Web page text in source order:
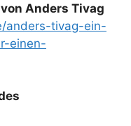
Anders Tivag
anders-tivag-ein-
einen-